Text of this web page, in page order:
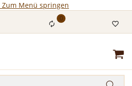
Zum Menü springen
0